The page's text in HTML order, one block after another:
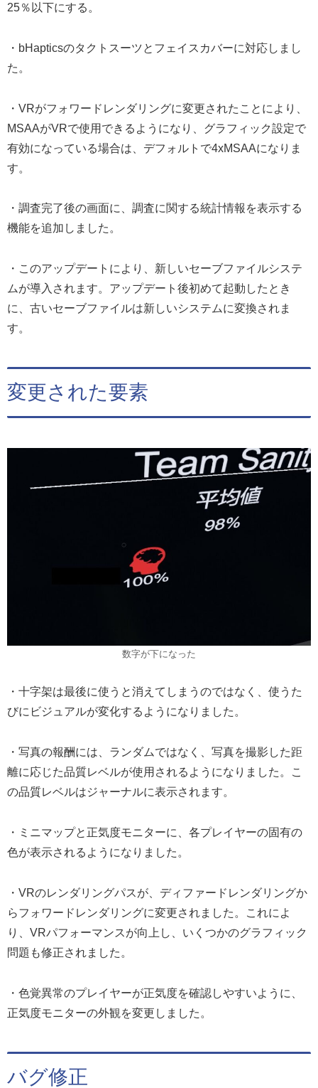
25％以下にする。
・bHapticsのタクトスーツとフェイスカバーに対応しまし
た。
・VRがフォワードレンダリングに変更されたことにより、
MSAAがVRで使用できるようになり、グラフィック設定で
有効になっている場合は、デフォルトで4xMSAAになりま
す。
・調査完了後の画面に、調査に関する統計情報を表示する
機能を追加しました。
・このアップデートにより、新しいセーブファイルシステ
ムが導入されます。アップデート後初めて起動したとき
に、古いセーブファイルは新しいシステムに変換されま
す。
変更された要素
数字が下になった
・十字架は最後に使うと消えてしまうのではなく、使うた
びにビジュアルが変化するようになりました。
・写真の報酬には、ランダムではなく、写真を撮影した距
離に応じた品質レベルが使用されるようになりました。こ
の品質レベルはジャーナルに表示されます。
・ミニマップと正気度モニターに、各プレイヤーの固有の
色が表示されるようになりました。
・VRのレンダリングパスが、ディファードレンダリングか
らフォワードレンダリングに変更されました。これによ
り、VRパフォーマンスが向上し、いくつかのグラフィック
問題も修正されました。
・色覚異常のプレイヤーが正気度を確認しやすいように、
正気度モニターの外観を変更しました。
バグ修正